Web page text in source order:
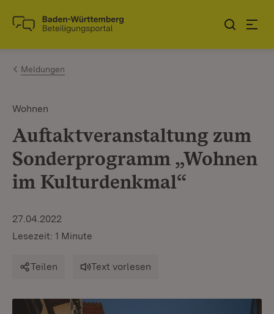
Zum Inhalt springen
Link zur Startseite
Meldungen
Wohnen
Auftaktveranstaltung zum
Sonderprogramm „Wohnen
im Kulturdenkmal“
27.04.2022
Lesezeit: 1 Minute
Teilen Text vorlesen